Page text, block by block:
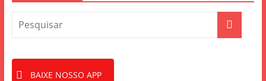
BAIXE NOSSO APP